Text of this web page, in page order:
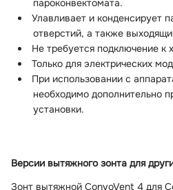
пароконвектомата.
Улавливает и конденсирует
отверстий, а также
Не требуется подключение к
Только для электрических
При использовании с
необходимо дополнительно
установки.
Версии вытяжного зонта для
Зонт вытяжной ConvoVent 4 для